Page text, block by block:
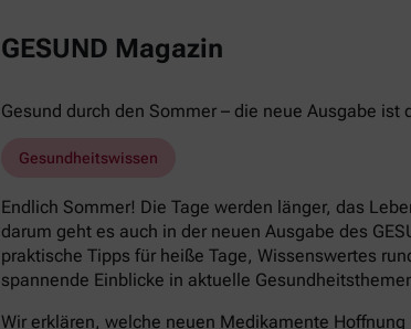
GESUND Magazin
Gesund durch den Sommer – die neue Ausgabe ist
Gesundheitswissen
Endlich Sommer! Die Tage werden länger, das
darum geht es auch in der neuen Ausgabe des
praktische Tipps für heiße Tage, Wissenswertes
spannende Einblicke in aktuelle
Wir erklären, welche neuen Medikamente